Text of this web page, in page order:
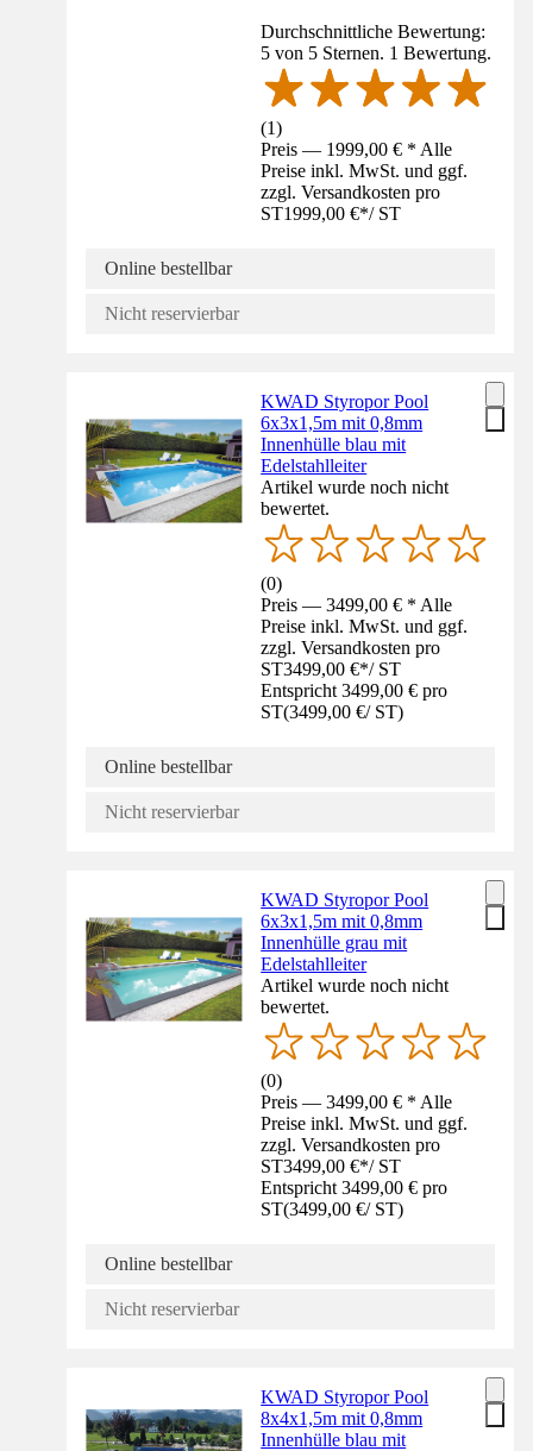
Durchschnittliche Bewertung:
5 von 5 Sternen. 1 Bewertung.
(1)
Preis — 1999,00 € * Alle
Preise inkl. MwSt. und ggf.
zzgl. Versandkosten pro
ST1999,00 €*/ ST
Online bestellbar
Nicht reservierbar
KWAD Styropor Pool
6x3x1,5m mit 0,8mm
Innenhülle blau mit
Edelstahlleiter
Artikel wurde noch nicht
bewertet.
(0)
Preis — 3499,00 € * Alle
Preise inkl. MwSt. und ggf.
zzgl. Versandkosten pro
ST3499,00 €*/ ST
Entspricht 3499,00 € pro
ST(3499,00 €/ ST)
Online bestellbar
Nicht reservierbar
KWAD Styropor Pool
6x3x1,5m mit 0,8mm
Innenhülle grau mit
Edelstahlleiter
Artikel wurde noch nicht
bewertet.
(0)
Preis — 3499,00 € * Alle
Preise inkl. MwSt. und ggf.
zzgl. Versandkosten pro
ST3499,00 €*/ ST
Entspricht 3499,00 € pro
ST(3499,00 €/ ST)
Online bestellbar
Nicht reservierbar
KWAD Styropor Pool
8x4x1,5m mit 0,8mm
Innenhülle blau mit